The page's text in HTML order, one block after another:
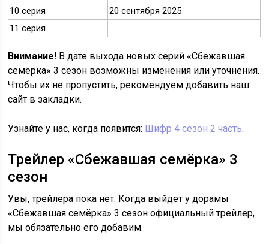
10 серия
20 сентября 2025
11 серия
Внимание! В дате выхода новых серий «Сбежавшая
семёрка» 3 сезон возможны изменения или уточнения.
Чтобы их не пропустить, рекомендуем добавить наш
сайт в закладки.
Узнайте у нас, когда появится: Шифр 4 сезон 2 часть.
Трейлер «Сбежавшая семёрка» 3
сезон
Увы, трейлера пока нет. Когда выйдет у дорамы
«Сбежавшая семёрка» 3 сезон официальный трейлер,
мы обязательно его добавим.